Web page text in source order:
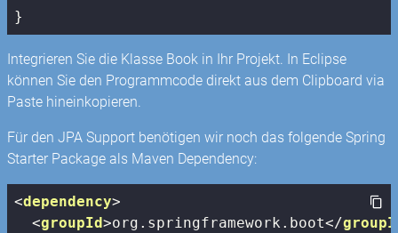
}
Integrieren Sie die Klasse Book in Ihr Projekt. In Eclipse
können Sie den Programmcode direkt aus dem Clipboard via
Paste hineinkopieren.
Für den JPA Support benötigen wir noch das folgende Spring
Starter Package als Maven Dependency:
<dependency>
<groupId>org.springframework.boot</